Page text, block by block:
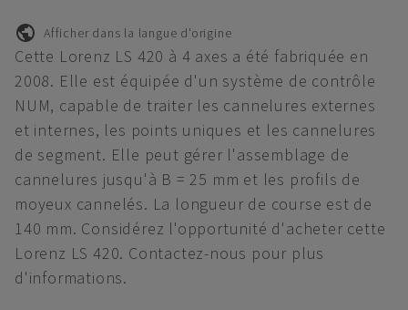
Afficher dans la langue d'origine
Cette Lorenz LS 420 à 4 axes a été fabriquée en
2008. Elle est équipée d'un système de contrôle
NUM, capable de traiter les cannelures externes
et internes, les points uniques et les cannelures
de segment. Elle peut gérer l'assemblage de
cannelures jusqu'à B = 25 mm et les profils de
moyeux cannelés. La longueur de course est de
140 mm. Considérez l'opportunité d'acheter cette
Lorenz LS 420. Contactez-nous pour plus
d'informations.